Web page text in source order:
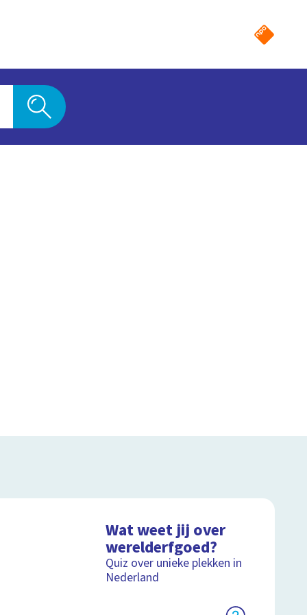
Wat weet jij over
werelderfgoed?
Quiz over unieke plekken in
Nederland